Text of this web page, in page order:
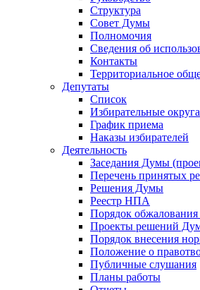
Структура
Совет Думы
Полномочия
Сведения об
Контакты
Территориальное
Депутаты
Список
Избирательные округа
График приема
Наказы избирателей
Деятельность
Заседания Думы
Перечень принятых
Решения Думы
Реестр НПА
Порядок
Проекты решений
Порядок внесения
Положение о
Публичные слушания
Планы работы